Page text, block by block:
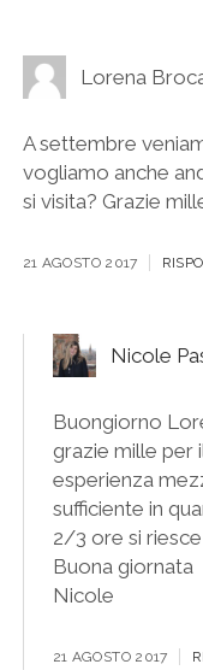
Lorena
A settembre
vogliamo anche
si visita? Grazie
21 AGOSTO 2017
Nicole
Buongiorno
grazie mille per
esperienza
sufficiente in
2/3 ore si
Buona giornata
Nicole
21 AGOSTO 2017